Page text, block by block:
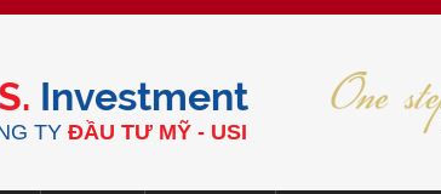
Investment
TY ĐẦU TƯ MỸ - USI